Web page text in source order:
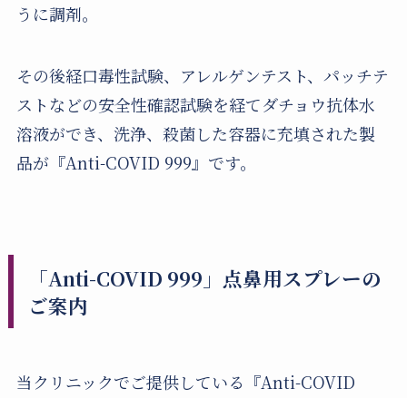
うに調剤。
その後経口毒性試験、アレルゲンテスト、パッチテ
ストなどの安全性確認試験を経てダチョウ抗体水
溶液ができ、洗浄、殺菌した容器に充填された製
品が『Anti-COVID 999』です。
「Anti-COVID 999」点鼻用スプレーの
ご案内
当クリニックでご提供している『Anti-COVID